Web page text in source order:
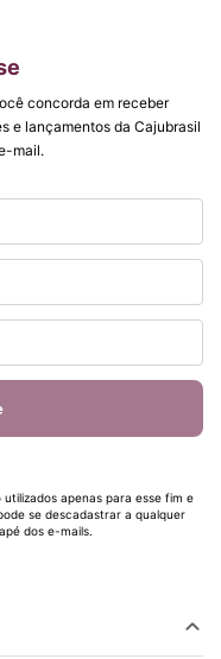
concorda em receber
e lançamentos da Cajubrasil
mail.
apenas para esse fim e
se descadastrar a qualquer
dos e-mails.